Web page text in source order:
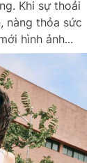
Khi sự thoải
nàng thỏa sức
hình ảnh...